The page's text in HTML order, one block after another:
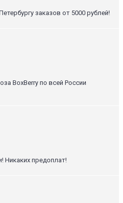
заказов от 5000 рублей!
BoxBerry по всей России
Никаких предоплат!